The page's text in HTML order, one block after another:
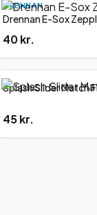
DRENNAN
Drennan E-Sox
40 kr.
Splash Slider Match
45 kr.